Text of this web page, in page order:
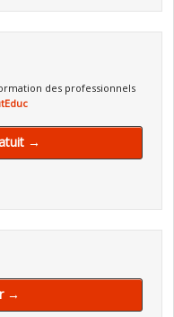
des professionnels
→
→